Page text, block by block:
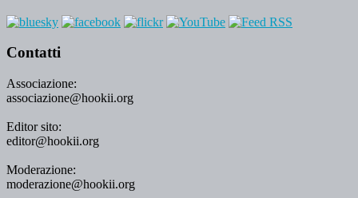
Contatti
Associazione:
associazione@hookii.org
Editor sito:
editor@hookii.org
Moderazione:
moderazione@hookii.org